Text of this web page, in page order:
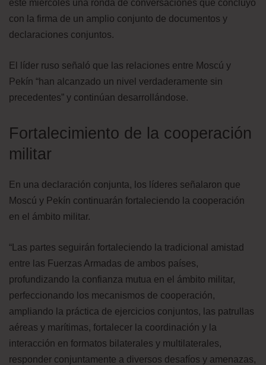
este miércoles una ronda de conversaciones que concluyó
con la firma de un amplio conjunto de documentos y
declaraciones conjuntos.
El líder ruso señaló que las relaciones entre Moscú y
Pekín “han alcanzado un nivel verdaderamente sin
precedentes” y continúan desarrollándose.
Fortalecimiento de la cooperación
militar
En una declaración conjunta, los líderes señalaron que
Moscú y Pekín continuarán fortaleciendo la cooperación
en el ámbito militar.
“Las partes seguirán fortaleciendo la tradicional amistad
entre las Fuerzas Armadas de ambos países,
profundizando la confianza mutua en el ámbito militar,
perfeccionando los mecanismos de cooperación,
ampliando la práctica de ejercicios conjuntos, las patrullas
aéreas y marítimas, fortalecer la coordinación y la
interacción en formatos bilaterales y multilaterales,
responder conjuntamente a diversos desafíos y amenazas,